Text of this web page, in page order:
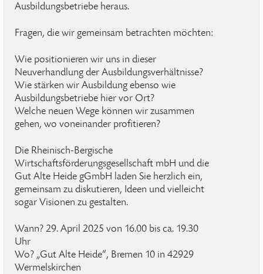
Ausbildungsbetriebe heraus.
Fragen, die wir gemeinsam betrachten möchten:
Wie positionieren wir uns in dieser
Neuverhandlung der Ausbildungsverhältnisse?
Wie stärken wir Ausbildung ebenso wie
Ausbildungsbetriebe hier vor Ort?
Welche neuen Wege können wir zusammen
gehen, wo voneinander profitieren?
Die Rheinisch-Bergische
Wirtschaftsförderungsgesellschaft mbH und die
Gut Alte Heide gGmbH laden Sie herzlich ein,
gemeinsam zu diskutieren, Ideen und vielleicht
sogar Visionen zu gestalten.
Wann? 29. April 2025 von 16.00 bis ca. 19.30
Uhr
Wo? „Gut Alte Heide“, Bremen 10 in 42929
Wermelskirchen